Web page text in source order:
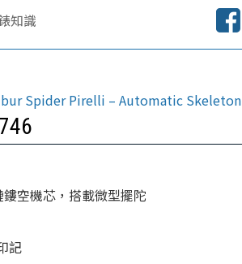
知識
Spider Pirelli – Automatic Skeleton
空機芯，搭載微型擺陀
記